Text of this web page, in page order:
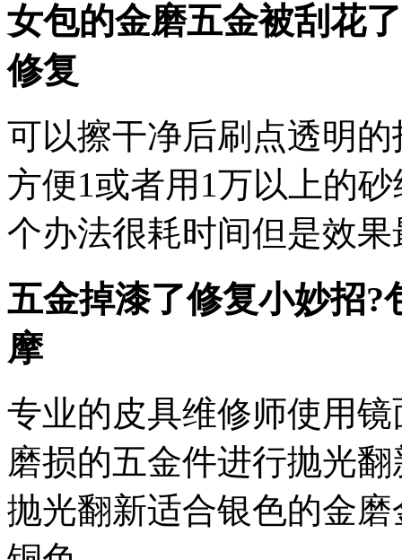
女包的金磨五金被刮花
修复
可以擦干净后刷点透明
方便1或者用1万以上的
个办法很耗时间但是效果
五金掉漆了修复小妙招?
摩
专业的皮具维修师使用
磨损的五金件进行抛光
抛光翻新适合银色的金